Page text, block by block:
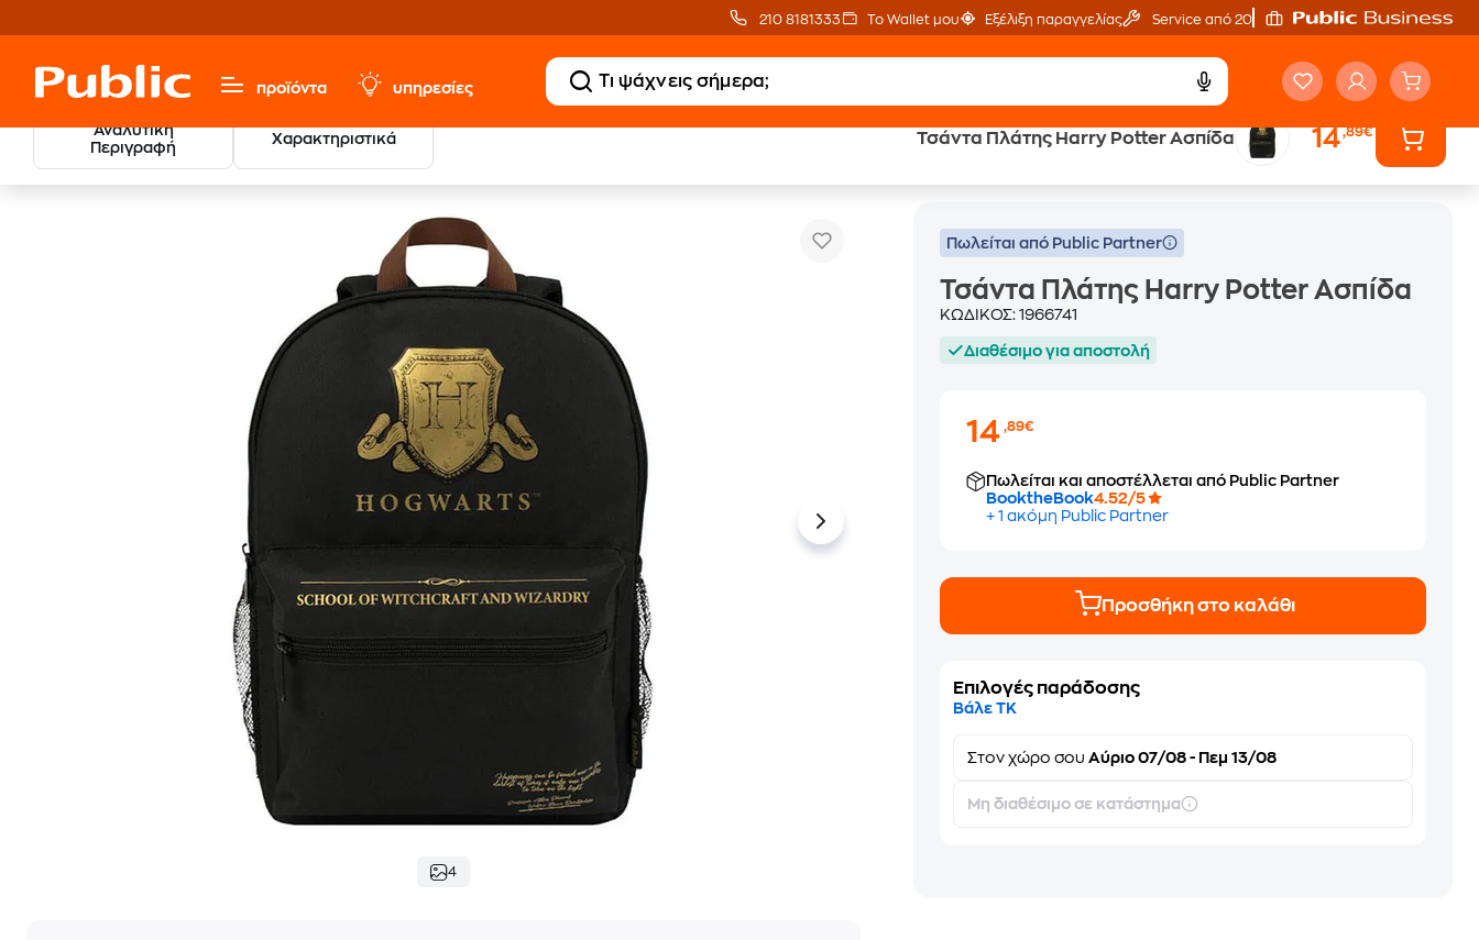
210 8181333 Το Wallet μου Εξέλιξη παραγγελίας Service από 20'
προϊόντα υπηρεσίες
Αναλυτική
Περιγραφή
Χαρακτηριστικά Τσάντα Πλάτης Harry Potter Ασπίδα 14,89€
Σχολικά
4
Πωλείται από Public Partner
Τσάντα Πλάτης Harry Potter Ασπίδα
ΚΩΔΙΚΟΣ:1966741
Διαθέσιμο για αποστολή
14,89€
Πωλείται και αποστέλλεται από Public Partner
BooktheBook4.52/5
+ 1 ακόμη Public Partner
Προσθήκη στο καλάθι
Επιλογές παράδοσης
Βάλε ΤΚ
Στονχώρο σου Αύριο 07/08 - Πεμ 13/08
Μη διαθέσιμο σε κατάστημα